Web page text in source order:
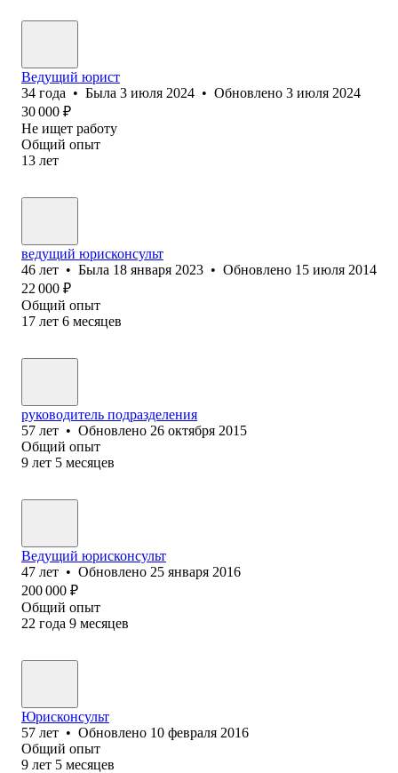
Ведущий юрист
34 года • Была 3 июля 2024 • Обновлено 3 июля 2024
30 000 ₽
Не ищет работу
Общий опыт
13 лет
ведущий юрисконсульт
46 лет • Была 18 января 2023 • Обновлено 15 июля 2014
22 000 ₽
Общий опыт
17 лет 6 месяцев
руководитель подразделения
57 лет • Обновлено 26 октября 2015
Общий опыт
9 лет 5 месяцев
Ведущий юрисконсульт
47 лет • Обновлено 25 января 2016
200 000 ₽
Общий опыт
22 года 9 месяцев
Юрисконсульт
57 лет • Обновлено 10 февраля 2016
Общий опыт
9 лет 5 месяцев